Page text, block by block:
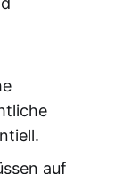
auf